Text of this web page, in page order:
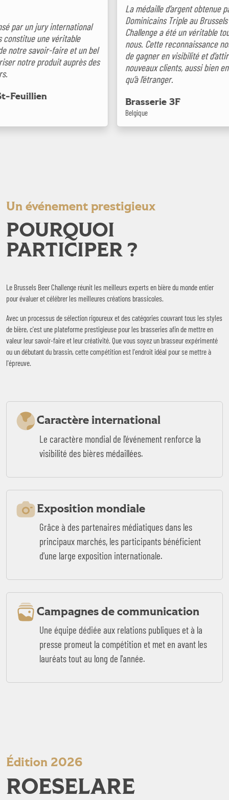
Un événement prestigieux
POURQUOI
PARTICIPER ?
Le Brussels Beer Challenge réunit les meilleurs experts en bière du monde entier
pour évaluer et célébrer les meilleures créations brassicoles.
Avec un processus de sélection rigoureux et des catégories couvrant tous les styles
de bière, c'est une plateforme prestigieuse pour les brasseries afin de mettre en
valeur leur savoir-faire et leur créativité. Que vous soyez un brasseur expérimenté
ou un débutant du brassin, cette compétition est l'endroit idéal pour se mettre à
l'épreuve.
Caractère international
Le caractère mondial de l'événement renforce la
visibilité des bières médaillées.
Exposition mondiale
Grâce à des partenaires médiatiques dans les
principaux marchés, les participants bénéficient
d'une large exposition internationale.
Campagnes de communication
Une équipe dédiée aux relations publiques et à la
presse promeut la compétition et met en avant les
lauréats tout au long de l'année.
Édition 2026
ROESELARE
et un bel
auprès des
La médaille d’argent obtenue par la
Dominicains Triple au Brussels Beer
Challenge a été un véritable tournant pour
nous. Cette reconnaissance nous a permis
de gagner en visibilité et d’attirer de
nouveaux clients, aussi bien en Belgique